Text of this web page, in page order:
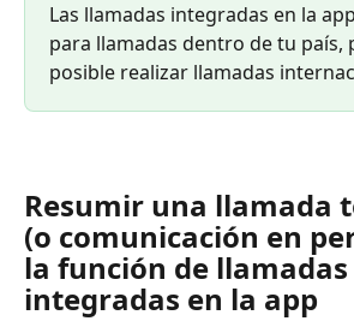
Las llamadas integradas en la
para llamadas dentro de tu país,
posible realizar llamadas
Resumir una llamada
(o comunicación en
la función de llamadas
integradas en la app